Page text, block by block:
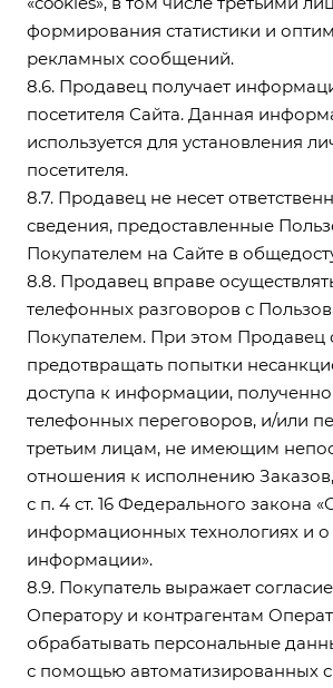
формирования статистики и
рекламных сообщений.
8.6. Продавец получает
посетителя Сайта. Данная
используется для установления
посетителя.
8.7. Продавец не несет
сведения, предоставленные
Покупателем на Сайте в
8.8. Продавец вправе
телефонных разговоров с
Покупателем. При этом Продавец
предотвращать попытки
доступа к информации,
телефонных переговоров, и/или
третьим лицам, не имеющим
отношения к исполнению Заказов,
с п. 4 ст. 16 Федерального закона
информационных технологиях и
информации».
8.9. Покупатель выражает
Оператору и контрагентам
обрабатывать персональные
с помощью автоматизированных